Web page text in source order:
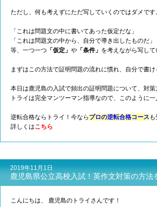
ただし、何も考えずにただ写していくのではダメです
「これは問題文の中に書いてあった仮定だな」
「これは問題文の中から、自分で導き出したものだ」
等、一つ一つ 「仮定」 や 「条件」 を考えながら写して
まずはこの方法で証明問題の流れに慣れ、自分で書
本日は鹿児島の入試で頻出の証明問題について、対策
トライは完全マンツーマン指導なので、このように
逆転合格ならトライ！今なら プロの逆転合格コース
詳しくはこちら
2019年11月1日
鹿児島県公立高校入試！英作文対策の方法
こんにちは、 鹿児島のトライさんです！